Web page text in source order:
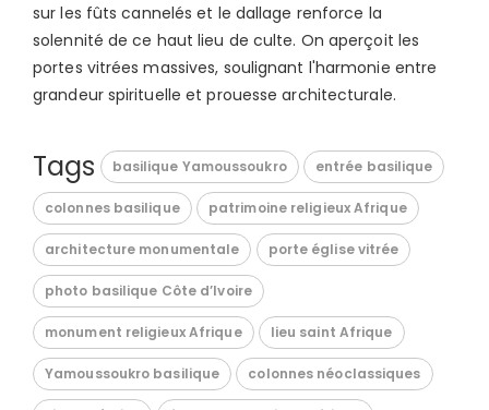
sur les fûts cannelés et le dallage renforce la
solennité de ce haut lieu de culte. On aperçoit les
portes vitrées massives, soulignant l'harmonie entre
grandeur spirituelle et prouesse architecturale.
Tags basilique Yamoussoukro entrée basilique
colonnes basilique patrimoine religieux Afrique
architecture monumentale porte église vitrée
photo basilique Côte d’Ivoire
monument religieux Afrique lieu saint Afrique
Yamoussoukro basilique colonnes néoclassiques